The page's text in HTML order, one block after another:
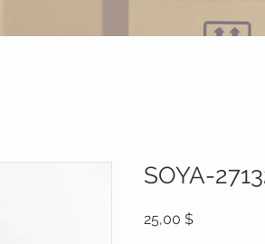
SOYA-
25,00 $Prix